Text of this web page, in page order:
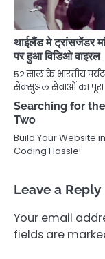
थाईलैंड मे ट्रांसजेंडर
पर हुआ विडिओ वाइरल
52 साल के भारतीय
सेक्सुअल सेवाओं का पूरा
Searching for
Two
Build Your Website
Coding Hassle!
Leave a Reply
Your email
fields are